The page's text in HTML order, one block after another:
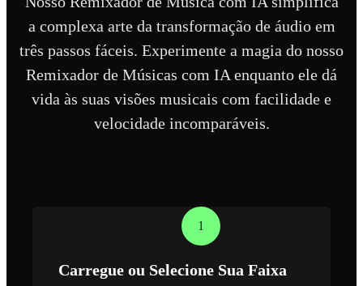
a complexa arte da transformação de áudio em
três passos fáceis. Experimente a magia do nosso
Remixador de Músicas com IA enquanto ele dá
vida às suas visões musicais com facilidade e
velocidade incomparáveis.
1
Carregue ou Selecione Sua Faixa